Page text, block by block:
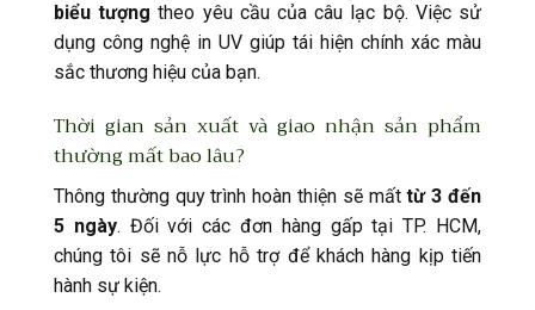
biểu tượng theo yêu cầu của câu lạc bộ. Việc sử
dụng công nghệ in UV giúp tái hiện chính xác màu
sắc thương hiệu của bạn.
Thời gian sản xuất và giao nhận sản phẩm
thường mất bao lâu?
Thông thường quy trình hoàn thiện sẽ mấttừ 3 đến
5 ngày. Đối với các đơn hàng gấp tại TP. HCM,
chúng tôi sẽ nỗ lực hỗ trợ để khách hàng kịp tiến
hành sự kiện.